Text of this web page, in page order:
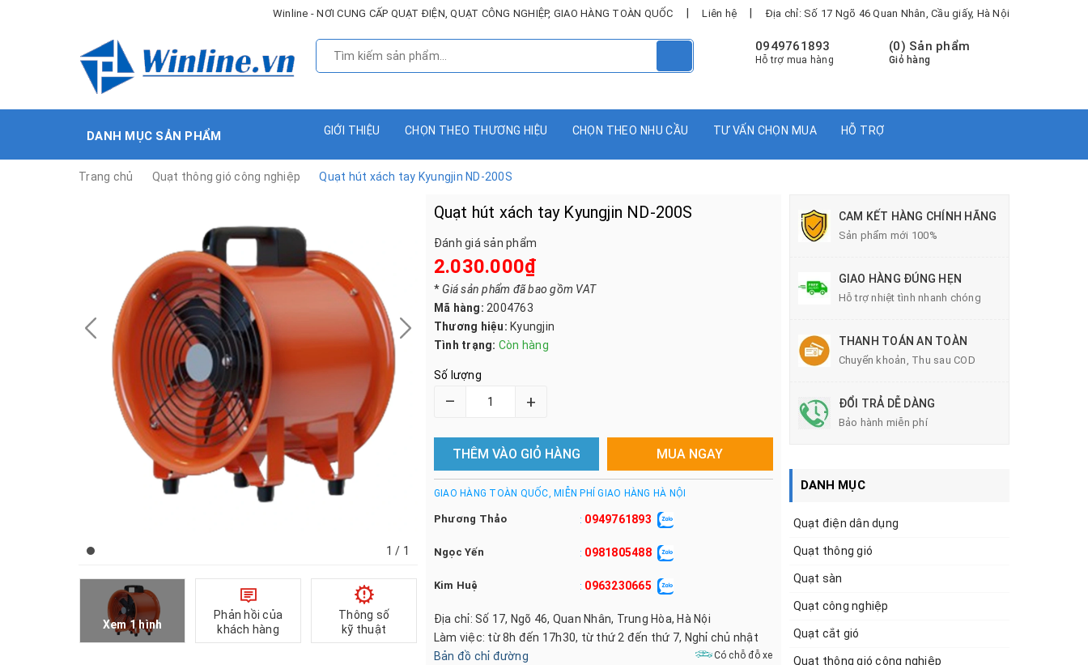
Winline - NƠI CUNG CẤP QUẠT ĐIỆN, QUẠT CÔNG NGHIỆP, GIAO HÀNG TOÀN QUỐC Liên hệ Địa chỉ: Số 17 Ngõ 46 Quan Nhân, Cầu giấy, Hà Nội
(0) Sản phẩm
Giỏ hàng
0949761893
Hỗ trợ mua hàng
DANH MỤC SẢN PHẨM GIỚI THIỆU CHỌN THEO THƯƠNG HIỆU CHỌN THEO NHU CẦU TƯ VẤN CHỌN MUA HỖ TRỢ
Trang chủ Quạt thông gió công nghiệp Quạt hút xách tay Kyungjin ND-200S
1 / 1
Xem 1 hình
Phản hồi của
khách hàng
Thông số
kỹ thuật
Quạt hút xách tay Kyungjin ND-200S
Đánh giá sản phẩm
2.030.000₫
*Giá sản phẩm đã bao gồm VAT
Mã hàng: 2004763
Thương hiệu: Kyungjin
Tình trạng: Còn hàng
Số lượng
– +
THÊM VÀO GIỎ HÀNG MUA NGAY
GIAO HÀNG TOÀN QUỐC, MIỄN PHÍ GIAO HÀNG HÀ NỘI
Phương Thảo : 0949761893
Ngọc Yến : 0981805488
Kim Huệ : 0963230665
Địa chỉ: Số 17, Ngõ 46, Quan Nhân, Trung Hòa, Hà Nội
Làm việc: từ 8h đến 17h30, từ thứ 2 đến thứ 7, Nghỉ chủ nhật
Bản đồ chỉ đường
Có chỗ đỗ xe
CAM KẾT HÀNG CHÍNH HÃNG
Sản phẩm mới 100%
GIAO HÀNG ĐÚNG HẸN
Hỗ trợ nhiệt tình nhanh chóng
THANH TOÁN AN TOÀN
Chuyển khoản, Thu sau COD
ĐỔI TRẢ DỄ DÀNG
Bảo hành miễn phí
DANH MỤC
Quạt điện dân dụng
Quạt thông gió
Quạt sàn
Quạt công nghiệp
Quạt cắt gió
Quạt thông gió công nghiệp